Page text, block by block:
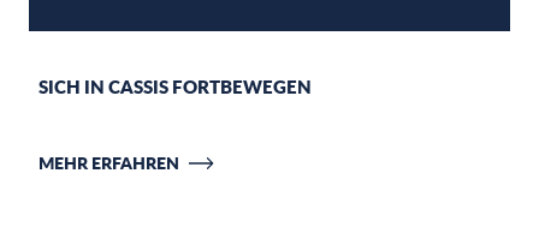
SICH IN CASSIS FORTBEWEGEN
MEHR ERFAHREN